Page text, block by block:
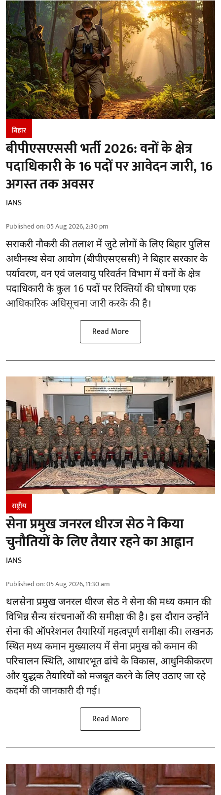
बिहार
बीपीएसएससी भर्ती 2026: वनों के क्षेत्र
पदाधिकारी के 16 पदों पर आवेदन जारी, 16
अगस्त तक अवसर
IANS
Published on:05 Aug 2026, 2:30 pm
सराकरी नौकरी की तलाश में जुटे लोगों के लिए बिहार पुलिस
अधीनस्थ सेवा आयोग (बीपीएसएससी) ने बिहार सरकार के
पर्यावरण, वन एवं जलवायु परिवर्तन विभाग में वनों के क्षेत्र
पदाधिकारी के कुल 16 पदों पर रिक्तियों की घोषणाएक
आधिकारिक अधिसूचना जारी करके की है।
Read More
राष्ट्रीय
सेना प्रमुख जनरल धीरज सेठ ने किया
चुनौतियों के लिए तैयार रहने का आह्वान
IANS
Published on:05 Aug 2026, 11:30 am
थलसेना प्रमुख जनरल धीरज सेठ ने सेना की मध्य कमान की
विभिन्न सैन्य संरचनाओं की समीक्षा की है। इस दौरान उन्होंने
सेना की ऑपरेशनल तैयारियों महत्वपूर्ण समीक्षा की। लखनऊ
स्थित मध्य कमान मुख्यालय में सेना प्रमुख को कमान की
परिचालन स्थिति, आधारभूत ढांचे के विकास, आधुनिकीकरण
और युद्धक तैयारियों को मजबूत करने के लिए उठाए जा रहे
कदमों की जानकारी दी गई।
Read More